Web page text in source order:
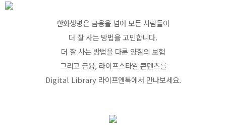
한화생명은 금융을 넘어 모든 사람들이
더 잘 사는 방법을 고민합니다.
더 잘 사는 방법을 다룬 양질의 보험
그리고 금융, 라이프스타일 콘텐츠를
Digital Library 라이프앤톡에서 만나보세요.